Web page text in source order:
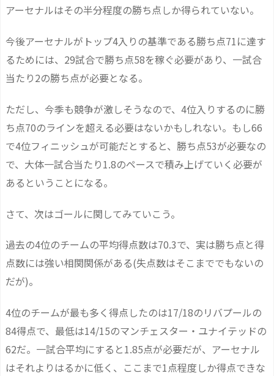
アーセナルはその半分程度の勝ち点しか得られていない。
今後アーセナルがトップ4入りの基準である勝ち点71に達す
るためには、29試合で勝ち点58を稼ぐ必要があり、一試合
当たり2の勝ち点が必要となる。
ただし、今季も競争が激しそうなので、4位入りするのに勝
ち点70のラインを超える必要はないかもしれない。もし66
で4位フィニッシュが可能だとすると、勝ち点53が必要なの
で、大体一試合当たり1.8のペースで積み上げていく必要が
あるということになる。
さて、次はゴールに関してみていこう。
過去の4位のチームの平均得点数は70.3で、実は勝ち点と得
点数には強い相関関係がある(失点数はそこまででもないの
だが)。
4位のチームが最も多く得点したのは17/18のリバプールの
84得点で、最低は14/15のマンチェスター・ユナイテッドの
62だ。一試合平均にすると1.85点が必要だが、アーセナル
はそれよりはるかに低く、ここまで1点程度しか得点できな